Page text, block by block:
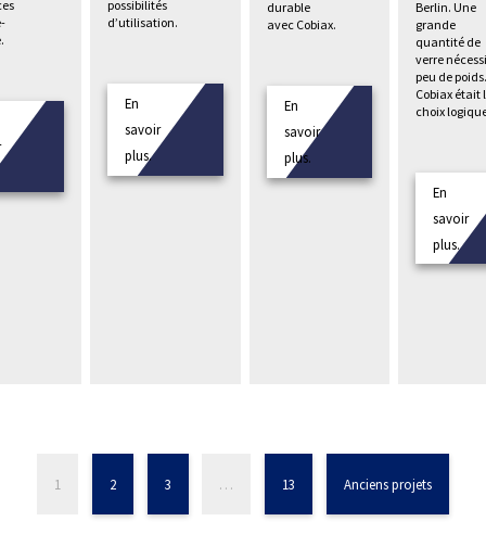
possibilités
d’utilisation.
En
savoir
plus.
durable
avec Cobiax.
En
savoir
plus.
Berlin. Une
grande
quantité de
verre
peu de
Cobiax était
choix
En
savoir
plus.
1 2 3 … 13 Anciens projets